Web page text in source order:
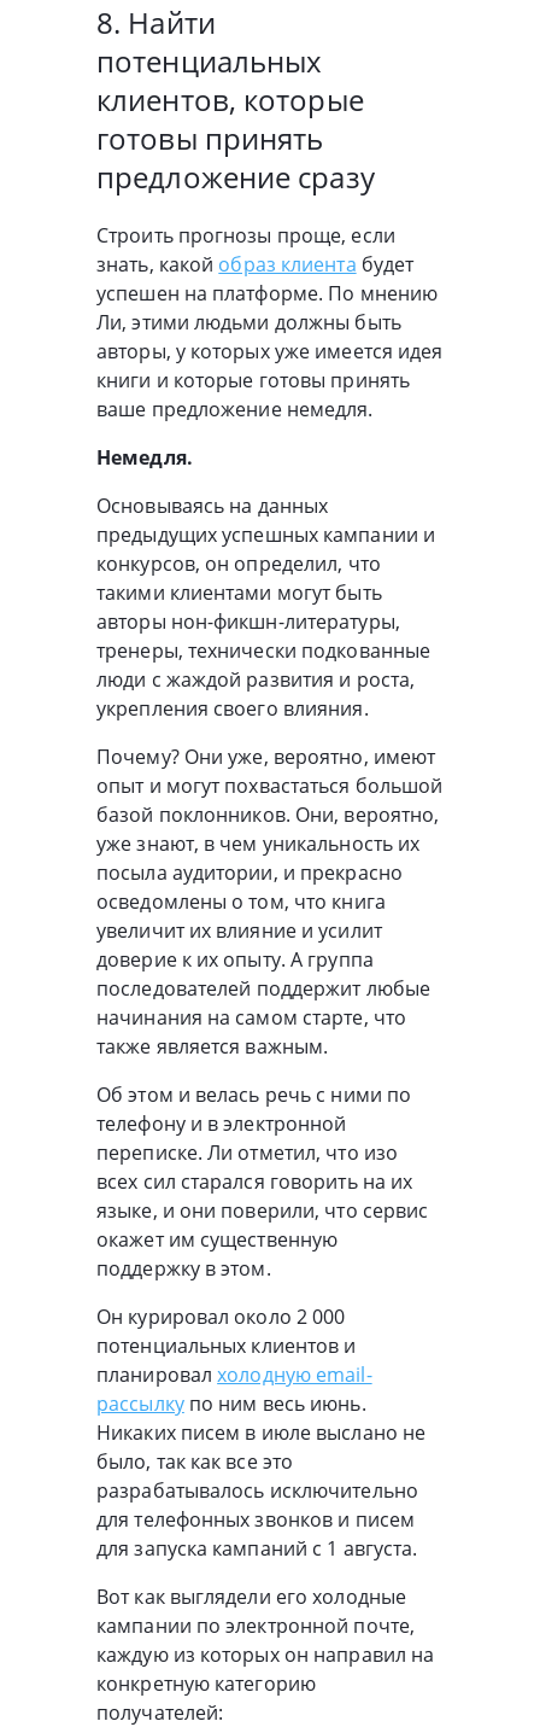
8. Найти
потенциальных
клиентов, которые
готовы принять
предложение сразу
Строить прогнозы проще, если
знать, какой образ клиента будет
успешен на платформе. По мнению
Ли, этими людьми должны быть
авторы, у которых уже имеется идея
книги и которые готовы принять
ваше предложение немедля.
Немедля.
Основываясь на данных
предыдущих успешных кампании и
конкурсов, он определил, что
такими клиентами могут быть
авторы нон-фикшн-литературы,
тренеры, технически подкованные
люди с жаждой развития и роста,
укрепления своего влияния.
Почему? Они уже, вероятно, имеют
опыт и могут похвастаться большой
базой поклонников. Они, вероятно,
уже знают, в чем уникальность их
посыла аудитории, и прекрасно
осведомлены о том, что книга
увеличит их влияние и усилит
доверие к их опыту. А группа
последователей поддержит любые
начинания на самом старте, что
также является важным.
Об этом и велась речь с ними по
телефону и в электронной
переписке. Ли отметил, что изо
всех сил старался говорить на их
языке, и они поверили, что сервис
окажет им существенную
поддержку в этом.
Он курировал около 2 000
потенциальных клиентов и
планировалхолодную email-
рассылкупо ним весь июнь.
Никаких писем в июле выслано не
было, так как все это
разрабатывалось исключительно
для телефонных звонков и писем
для запуска кампаний с 1 августа.
Вот как выглядели его холодные
кампании по электронной почте,
каждую из которых он направил на
конкретную категорию
получателей: